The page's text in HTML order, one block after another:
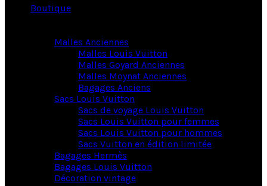
Boutique
Malles Anciennes
Malles Louis Vuitton
Malles Goyard Anciennes
Malles Moynat Anciennes
Bagages Anciens
Sacs Louis Vuitton
Sacs de voyage Louis Vuitton
Sacs Louis Vuitton pour femmes
Sacs Louis Vuitton pour hommes
Sacs Vuitton en édition limitée
Bagages Hermès
Bagages Louis Vuitton
Décoration vintage